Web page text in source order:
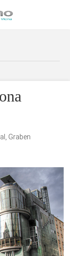
Graben